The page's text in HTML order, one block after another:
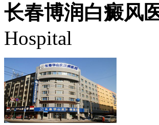
长春博润白癜风
Hospital